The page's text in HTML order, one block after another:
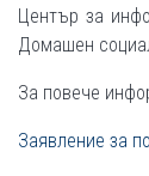
Център за
Домашен
За повече
Заявление за